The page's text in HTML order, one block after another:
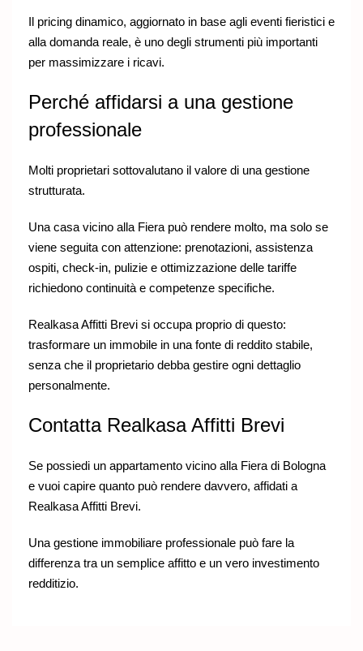
Il pricing dinamico, aggiornato in base agli eventi fieristici e
alla domanda reale, è uno degli strumenti più importanti
per massimizzare i ricavi.
Perché affidarsi a una gestione
professionale
Molti proprietari sottovalutano il valore di una gestione
strutturata.
Una casa vicino alla Fiera può rendere molto, ma solo se
viene seguita con attenzione: prenotazioni, assistenza
ospiti, check-in, pulizie e ottimizzazione delle tariffe
richiedono continuità e competenze specifiche.
Realkasa Affitti Brevi si occupa proprio di questo:
trasformare un immobile in una fonte di reddito stabile,
senza che il proprietario debba gestire ogni dettaglio
personalmente.
Contatta Realkasa Affitti Brevi
Se possiedi un appartamento vicino alla Fiera di Bologna
e vuoi capire quanto può rendere davvero, affidati a
RealkasaAffitti Brevi.
Una gestione immobiliare professionale può fare la
differenza tra un semplice affitto e un vero investimento
redditizio.